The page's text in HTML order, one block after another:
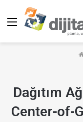
Menü
Dağıtım
Center-of-